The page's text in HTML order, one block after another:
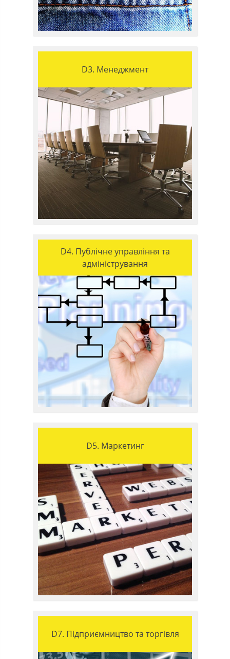
D3. Менеджмент
D4. Публічне управління та
адміністрування
D5. Маркетинг
D7. Підприємництво та торгівля